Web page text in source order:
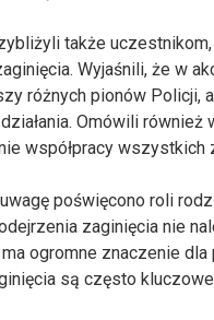
także
Wyjaśnili, że w
różnych pionów Policji,
Omówili
współpracy wszystkich
poświęcono roli
zaginięcia nie
ogromne znaczenie
są często